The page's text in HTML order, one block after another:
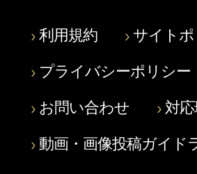
利用規約 サイト
プライバシーポリシー
お問い合わせ 対
動画・画像投稿ガイド